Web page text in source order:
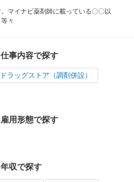
マイナビ薬剤師に載っている〇〇以
々
事内容で探す
ドラッグストア（調剤併設）
用形態で探す
収で探す